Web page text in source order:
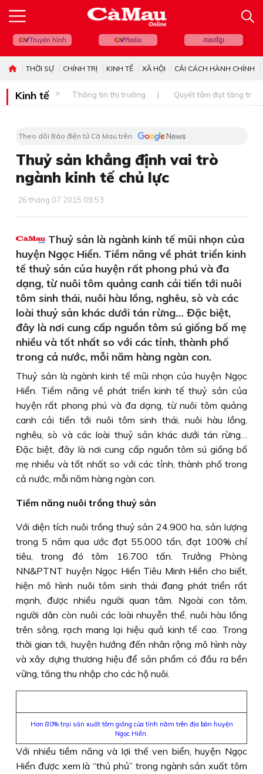
Truyền hình Radio ភាសាខ្មែរ
THỜI SỰ CHÍNH TRỊ KINH TẾ XÃ HỘI CẢI CÁCH HÀNH CHÍNH
Kinh tế Thông tin thị trường Quyết tâm đạt tăng
Theo dõi Báo điện tử Cà Mau trên
Thuỷ sản khẳng định vai trò
ngành kinh tế chủ lực
26 tháng 07 2015 09:53
Thuỷ sản là ngành kinh tế mũi nhọn của
huyện Ngọc Hiển. Tiềm năng về phát triển kinh
tế thuỷ sản của huyện rất phong phú và đa
dạng, từ nuôi tôm quảng canh cải tiến tới nuôi
tôm sinh thái, nuôi hàu lồng, nghêu, sò và các
loài thuỷ sản khác dưới tán rừng… Đặc biệt,
đây là nơi cung cấp nguồn tôm sú giống bố mẹ
nhiều và tốt nhất so với các tỉnh, thành phố
trong cả nước, mỗi năm hàng ngàn con.
Thuỷ sản là ngành kinh tế mũi nhọn của huyện Ngọc
Hiển. Tiềm năng về phát triển kinh tế thuỷ sản của
huyện rất phong phú và đa dạng, từ nuôi tôm quảng
canh cải tiến tới nuôi tôm sinh thái, nuôi hàu lồng,
nghêu, sò và các loài thuỷ sản khác dưới tán rừng…
Đặc biệt, đây là nơi cung cấp nguồn tôm sú giống bố
mẹ nhiều và tốt nhất so với các tỉnh, thành phố trong
cả nước, mỗi năm hàng ngàn con.
Tiềm năng nuôi trồng thuỷ sản
Với diện tích nuôi trồng thuỷ sản 24.900 ha, sản lượng
trong 5 năm qua ước đạt 55.000 tấn, đạt 100% chỉ
tiêu, trong đó tôm 16.700 tấn. Trưởng Phòng
NN&PTNT huyện Ngọc Hiển Tiêu Minh Hiền cho biết,
hiện mô hình nuôi tôm sinh thái đang phát triển rất
mạnh, được nhiều người quan tâm. Ngoài con tôm,
người dân còn nuôi các loài nhuyễn thể, nuôi hàu lồng
trên sông, rạch mang lại hiệu quả kinh tế cao. Trong
thời gian tới, huyện hướng đến nhân rộng mô hình này
và xây dựng thương hiệu để sản phẩm có đầu ra bền
vững, tăng thu nhập cho các hộ nuôi.
Hơn 80% trại sản xuất tôm giống của tỉnh nằm trên địa bàn huyện
Ngọc Hiển.
Với nhiều tiềm năng và lợi thế ven biển, huyện Ngọc
Hiển được xem là “thủ phủ” trong ngành sản xuất tôm